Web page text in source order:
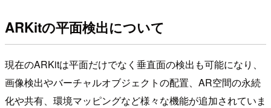
ARKitの平面検出について
現在のARKitは平面だけでなく垂直面の検出も可能になり、
画像検出やバーチャルオブジェクトの配置、AR空間の永続
化や共有、環境マッピングなど様々な機能が追加されていま